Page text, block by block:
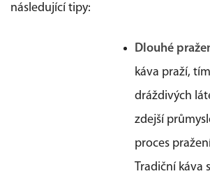
následující tipy:
Dlouhé
káva praží,
dráždivých
zdejší
proces
Tradiční káva